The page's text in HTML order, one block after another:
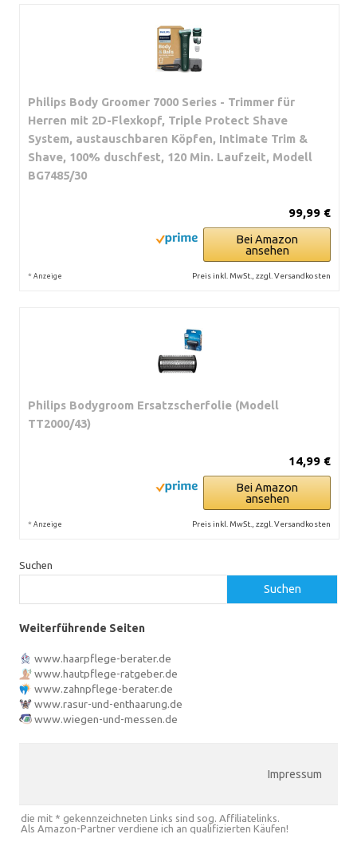
Philips Body Groomer 7000 Series - Trimmer für
Herren mit 2D-Flexkopf, Triple Protect Shave
System, austauschbaren Köpfen, Intimate Trim &
Shave, 100% duschfest, 120 Min. Laufzeit, Modell
BG7485/30
99,99 €
Bei Amazon
ansehen
* Anzeige Preis inkl. MwSt., zzgl. Versandkosten
Philips Bodygroom Ersatzscherfolie (Modell
TT2000/43)
14,99 €
Bei Amazon
ansehen
* Anzeige Preis inkl. MwSt., zzgl. Versandkosten
Suchen
Suchen
Weiterführende Seiten
www.haarpflege-berater.de
www.hautpflege-ratgeber.de
www.zahnpflege-berater.de
www.rasur-und-enthaarung.de
www.wiegen-und-messen.de
Impressum
die mit * gekennzeichneten Links sind sog. Affiliatelinks.
Als Amazon-Partner verdiene ich an qualifizierten Käufen!